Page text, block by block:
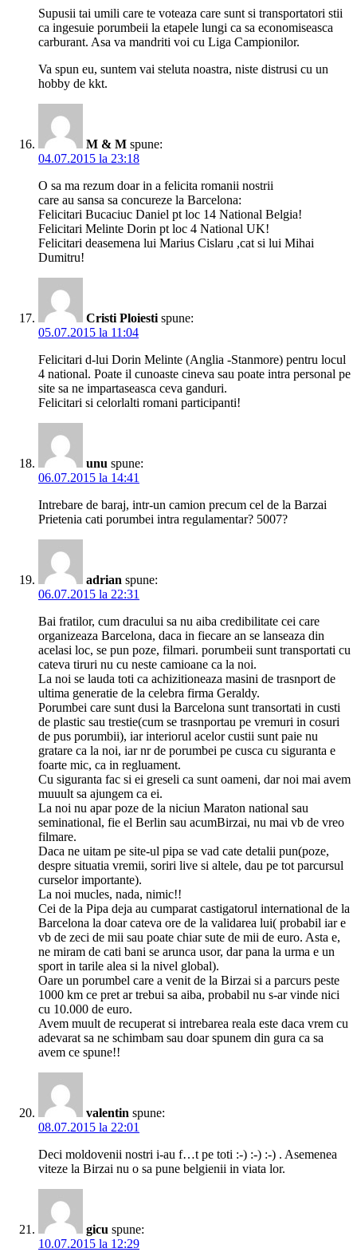
Supusii tai umili care te voteaza care sunt si transportatori stii
ca ingesuie porumbeii la etapele lungi ca sa economiseasca
carburant. Asa va mandriti voi cu Liga Campionilor.
Va spun eu, suntem vai steluta noastra, niste distrusi cu un
hobby de kkt.
M & M spune:
04.07.2015 la 23:18
O sa ma rezum doar in a felicita romanii nostrii
care au sansa sa concureze la Barcelona:
Felicitari Bucaciuc Daniel pt loc 14 National Belgia!
Felicitari Melinte Dorin pt loc 4 National UK!
Felicitari deasemena lui Marius Cislaru ,cat si lui Mihai
Dumitru!
Cristi Ploiesti spune:
05.07.2015 la 11:04
Felicitari d-lui Dorin Melinte (Anglia -Stanmore) pentru locul
4 national. Poate il cunoaste cineva sau poate intra personal pe
site sa ne impartaseasca ceva ganduri.
Felicitari si celorlalti romani participanti!
unu spune:
06.07.2015 la 14:41
Intrebare de baraj, intr-un camion precum cel de la Barzai
Prietenia cati porumbei intra regulamentar? 5007?
adrian spune:
06.07.2015 la 22:31
Bai fratilor, cum dracului sa nu aiba credibilitate cei care
organizeaza Barcelona, daca in fiecare an se lanseaza din
acelasi loc, se pun poze, filmari. porumbeii sunt transportati cu
cateva tiruri nu cu neste camioane ca la noi.
La noi se lauda toti ca achizitioneaza masini de trasnport de
ultima generatie de la celebra firma Geraldy.
Porumbei care sunt dusi la Barcelona sunt transortati in custi
de plastic sau trestie(cum se trasnportau pe vremuri in cosuri
de pus porumbii), iar interiorul acelor custii sunt paie nu
gratare ca la noi, iar nr de porumbei pe cusca cu siguranta e
foarte mic, ca in regluament.
Cu siguranta fac si ei greseli ca sunt oameni, dar noi mai avem
muuult sa ajungem ca ei.
La noi nu apar poze de la niciun Maraton national sau
seminational, fie el Berlin sau acumBirzai, nu mai vb de vreo
filmare.
Daca ne uitam pe site-ul pipa se vad cate detalii pun(poze,
despre situatia vremii, soriri live si altele, dau pe tot parcursul
curselor importante).
La noi mucles, nada, nimic!!
Cei de la Pipa deja au cumparat castigatorul international de la
Barcelona la doar cateva ore de la validarea lui( probabil iar e
vb de zeci de mii sau poate chiar sute de mii de euro. Asta e,
ne miram de cati bani se arunca usor, dar pana la urma e un
sport in tarile alea si la nivel global).
Oare un porumbel care a venit de la Birzai si a parcurs peste
1000 km ce pret ar trebui sa aiba, probabil nu s-ar vinde nici
cu 10.000 de euro.
Avem muult de recuperat si intrebarea reala este daca vrem cu
adevarat sa ne schimbam sau doar spunem din gura ca sa
avem ce spune!!
valentin spune:
08.07.2015 la 22:01
Deci moldovenii nostri i-au f…t pe toti :-) :-) :-) . Asemenea
viteze la Birzai nu o sa pune belgienii in viata lor.
gicu spune:
10.07.2015 la 12:29